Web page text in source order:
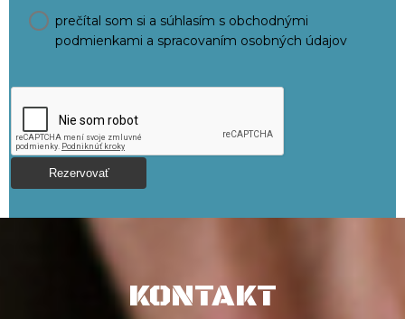
prečítal som si a súhlasím s obchodnými
podmienkami a spracovaním osobných údajov
KONTAKT